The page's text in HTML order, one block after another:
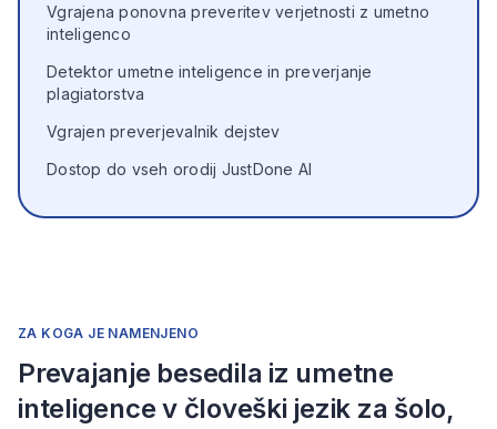
Vgrajena ponovna preveritev verjetnosti z umetno
inteligenco
Detektor umetne inteligence in preverjanje
plagiatorstva
Vgrajen preverjevalnik dejstev
Dostop do vseh orodij JustDone AI
ZA KOGA JE NAMENJENO
Prevajanje besedila iz umetne
inteligence v človeški jezik za šolo,